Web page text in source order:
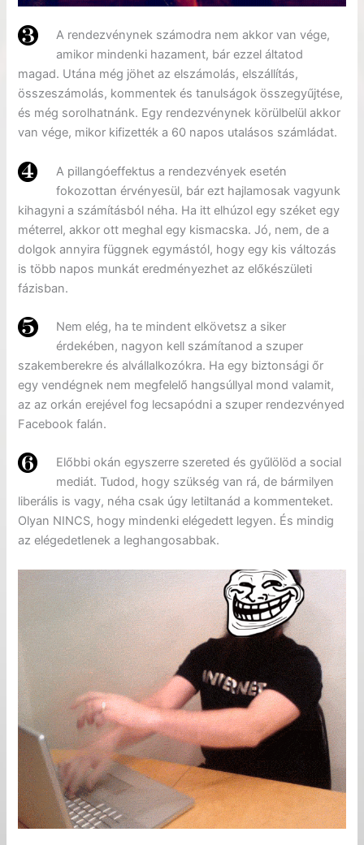
A rendezvénynek számodra nem akkor van vége,
amikor mindenki hazament, bár ezzel áltatod
magad. Utána még jöhet az elszámolás, elszállítás,
összeszámolás, kommentek és tanulságok összegyűjtése,
és még sorolhatnánk. Egy rendezvénynek körülbelül akkor
van vége, mikor kifizették a 60 napos utalásos számládat.
A pillangóeffektus a rendezvények esetén
fokozottan érvényesül, bár ezt hajlamosak vagyunk
kihagyni a számításból néha. Ha itt elhúzol egy széket egy
méterrel, akkor ott meghal egy kismacska. Jó, nem, de a
dolgok annyira függnek egymástól, hogy egy kis változás
is több napos munkát eredményezhet az előkészületi
fázisban.
Nem elég, ha te mindent elkövetsz a siker
érdekében, nagyon kell számítanod a szuper
szakemberekre és alvállalkozókra. Ha egy biztonsági őr
egy vendégnek nem megfelelő hangsúllyal mond valamit,
az az orkán erejével fog lecsapódni a szuper rendezvényed
Facebook falán.
Előbbi okán egyszerre szereted és gyűlölöd a social
mediát. Tudod, hogy szükség van rá, de bármilyen
liberális is vagy, néha csak úgy letiltanád a kommenteket.
Olyan NINCS, hogy mindenki elégedett legyen. És mindig
az elégedetlenek a leghangosabbak.